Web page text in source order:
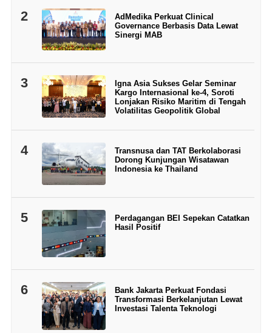
2
AdMedika Perkuat Clinical
Governance Berbasis Data Lewat
Sinergi MAB
3
Igna Asia Sukses Gelar Seminar
Kargo Internasional ke-4, Soroti
Lonjakan Risiko Maritim di Tengah
Volatilitas Geopolitik Global
4
Transnusa dan TAT Berkolaborasi
Dorong Kunjungan Wisatawan
Indonesia ke Thailand
5
Perdagangan BEI Sepekan Catatkan
Hasil Positif
6
Bank Jakarta Perkuat Fondasi
Transformasi Berkelanjutan Lewat
Investasi Talenta Teknologi